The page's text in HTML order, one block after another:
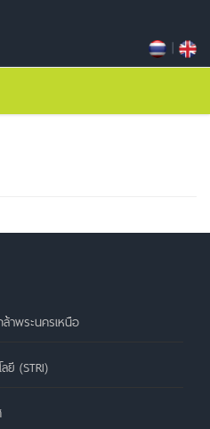
|
ล้าพระนครเหนือ
ยี (STRI)